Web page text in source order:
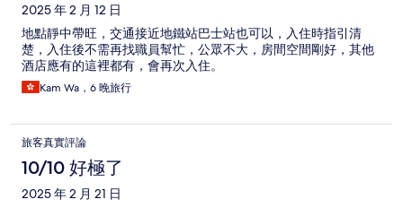
2025 年 2 月 12 日
地點靜中帶旺，交通接近地鐵站巴士站也可以，入住時指引清
楚，入住後不需再找職員幫忙，公眾不大，房間空間剛好，其他
酒店應有的這裡都有，會再次入住。
Kam Wa，6 晚旅行
旅客真實評論
10/10 好極了
2025 年 2 月 21 日